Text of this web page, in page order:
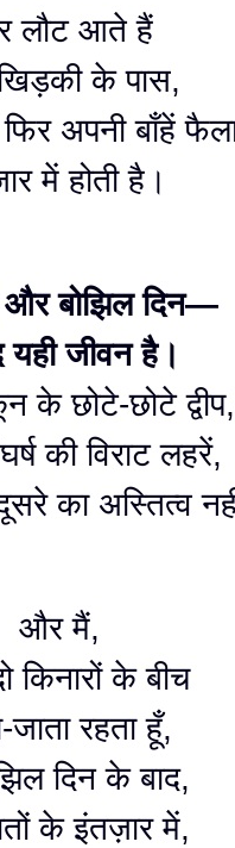
लौट आते हैं
के पास,
अपनी बाँहें
में होती है।
और बोझिल दिन—
यही जीवन है।
के छोटे-छोटे द्वीप,
की विराट लहरें,
का अस्तित्व
और मैं,
किनारों के बीच
रहता हूँ,
दिन के बाद,
के इंतज़ार में,